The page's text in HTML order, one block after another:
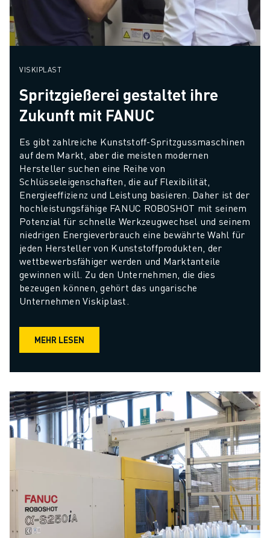
VISKIPLAST
Spritzgießerei gestaltet ihre
Zukunft mit FANUC
Es gibt zahlreiche Kunststoff-Spritzgussmaschinen
auf dem Markt, aber die meisten modernen
Hersteller suchen eine Reihe von
Schlüsseleigenschaften, die auf Flexibilität,
Energieeffizienz und Leistung basieren. Daher ist der
hochleistungsfähige FANUC ROBOSHOT mit seinem
Potenzial für schnelle Werkzeugwechsel und seinem
niedrigen Energieverbrauch eine bewährte Wahl für
jeden Hersteller von Kunststoffprodukten, der
wettbewerbsfähiger werden und Marktanteile
gewinnen will. Zu den Unternehmen, die dies
bezeugen können, gehört das ungarische
Unternehmen Viskiplast.
MEHR LESEN